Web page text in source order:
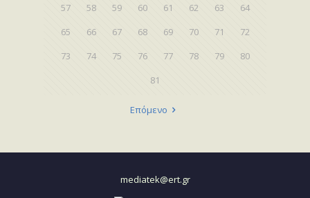
57
58 59 60 61 62 63
64
65
66 67 68 69 70 71
72
73
74 75 76 77 78 79
80
81
Επόμενο
mediatek@ert.gr